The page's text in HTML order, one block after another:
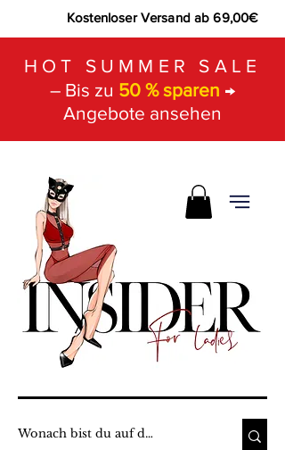
Kostenloser Versand ab 69,00€
HOT SUMMER SALE
– Bis zu 50 % sparen →
Angebote ansehen